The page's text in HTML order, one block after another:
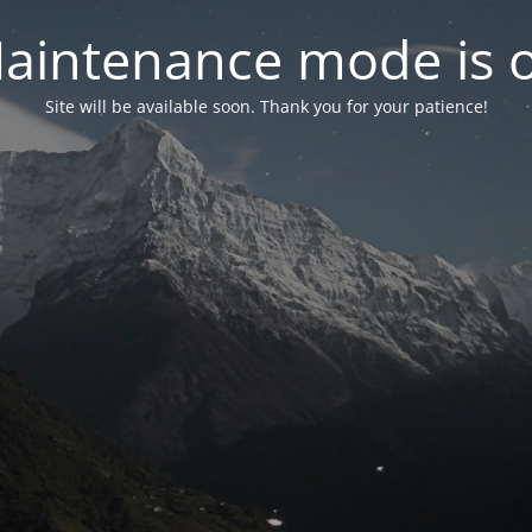
mode is
Site will be available soon. Thank you for your patience!